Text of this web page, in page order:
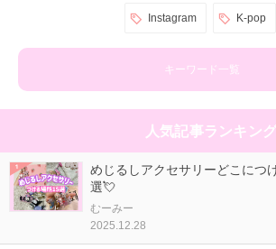
Instagram K-pop
キーワード一覧
人気記事ランキン
めじるしアクセサリーどこにつ
選💘
むーみー
2025.12.28